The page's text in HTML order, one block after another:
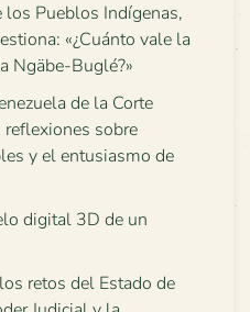
los Pueblos Indígenas,
«¿Cuánto vale la
Ngäbe-Buglé?»
de la Corte
reflexiones sobre
y el entusiasmo de
digital 3D de un
retos del Estado de